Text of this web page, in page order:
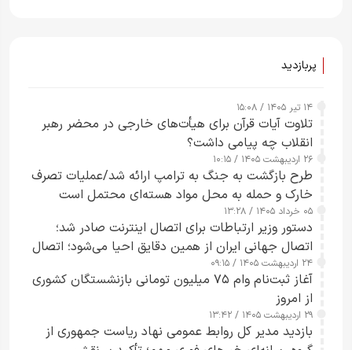
پربازدید
۱۴ تیر ۱۴۰۵ / ۱۵:۰۸
تلاوت آیات قرآن برای هیأت‌های خارجی در محضر رهبر
انقلاب چه پیامی داشت؟
۲۶ اردیبهشت ۱۴۰۵ / ۱۰:۱۵
طرح‌ بازگشت به جنگ به ترامپ ارائه شد/عملیات تصرف
خارک و حمله به محل مواد هسته‌ای محتمل است
۰۵ خرداد ۱۴۰۵ / ۱۳:۲۸
دستور وزیر ارتباطات برای اتصال اینترنت صادر شد؛
اتصال جهانی ایران از همین دقایق احیا می‌شود؛ اتصال
کامل مردم تا ۲۴ ساعت آینده
۲۴ اردیبهشت ۱۴۰۵ / ۰۹:۱۵
آغاز ثبت‌نام وام ۷۵ میلیون تومانی بازنشستگان کشوری
از امروز
۲۹ اردیبهشت ۱۴۰۵ / ۱۳:۴۲
بازدید مدیر کل روابط عمومی نهاد ریاست جمهوری از